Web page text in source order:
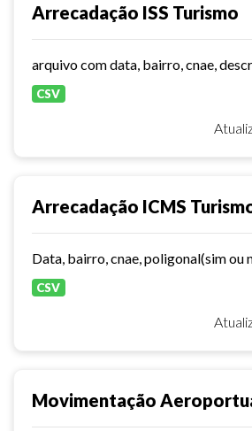
Arrecadação ISS Turismo
CSV
Arrecadação ICMS
CSV
Movimentação